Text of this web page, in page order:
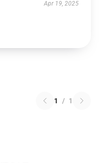
Apr 19, 2025
1 / 1